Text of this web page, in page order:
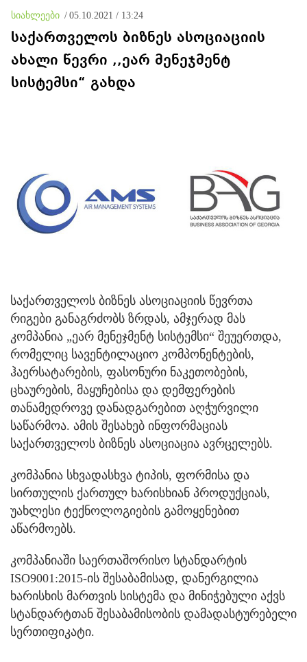
სიახლეები / 05.10.2021 / 13:24
საქართველოს ბიზნეს ასოციაციის
ახალი წევრი ,,ეარ მენეჯმენტ
სისტემსი“ გახდა
საქართველოს ბიზნეს ასოციაციის წევრთა
რიგები განაგრძობს ზრდას, ამჯერად მას
კომპანია „ეარ მენეჯმენტ სისტემსი“ შეუერთდა,
რომელიც სავენტილაციო კომპონენტების,
ჰაერსატარების, ფასონური ნაკეთობების,
ცხაურების, მაყუჩებისა და დემფერების
თანამედროვე დანადგარებით აღჭურვილი
საწარმოა. ამის შესახებ ინფორმაციას
საქართველოს ბიზნეს ასოციაცია ავრცელებს.
კომპანია სხვადასხვა ტიპის, ფორმისა და
სირთულის ქართულ ხარისხიან პროდუქციას,
უახლესი ტექნოლოგიების გამოყენებით
აწარმოებს.
კომპანიაში საერთაშორისო სტანდარტის
ISO9001:2015-ის შესაბამისად, დანერგილია
ხარისხის მართვის სისტემა და მინიჭებული აქვს
სტანდარტთან შესაბამისობის დამადასტურებელი
სერთიფიკატი.